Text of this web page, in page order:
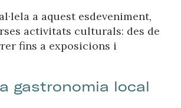
a aquest esdeveniment,
activitats culturals: des de
fins a exposicions i
gastronomia local